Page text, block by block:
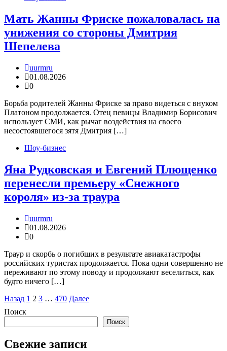
Мать Жанны Фриске пожаловалась на
унижения со стороны Дмитрия
Шепелева
uurmru
01.08.2026
0
Борьба родителей Жанны Фриске за право видеться с внуком
Платоном продолжается. Отец певицы Владимир Борисович
использует СМИ, как рычаг воздействия на своего
несостоявшегося зятя Дмитрия […]
Шоу-бизнес
Яна Рудковская и Евгений Плющенко
перенесли премьеру «Снежного
короля» из-за траура
uurmru
01.08.2026
0
Траур и скорбь о погибших в результате авиакатастрофы
российских туристах продолжается. Пока одни совершенно не
переживают по этому поводу и продолжают веселиться, как
будто ничего […]
Пагинация
записей
Назад 1 2 3 … 470 Далее
Поиск
Поиск
Свежие записи